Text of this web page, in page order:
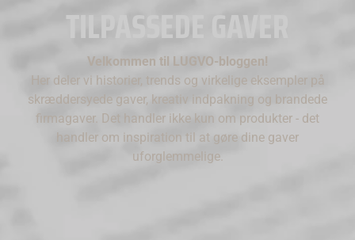
TILPASSEDE GAVER
Velkommen til LUGVO-bloggen!
Her deler vi historier, trends og virkelige eksempler på
skræddersyede gaver, kreativ indpakning og brandede
firmagaver. Det handler ikke kun om produkter - det
handler om inspiration til at gøre dine gaver
uforglemmelige.